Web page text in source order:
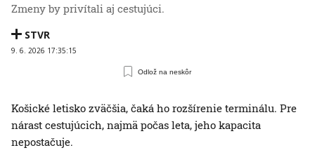
Zmeny by privítali aj cestujúci.
STVR
9. 6. 2026 17:35:15
Odlož na neskôr
Košické letisko zväčšia, čaká ho rozšírenie terminálu. Pre
nárast cestujúcich, najmä počas leta, jeho kapacita
nepostačuje.